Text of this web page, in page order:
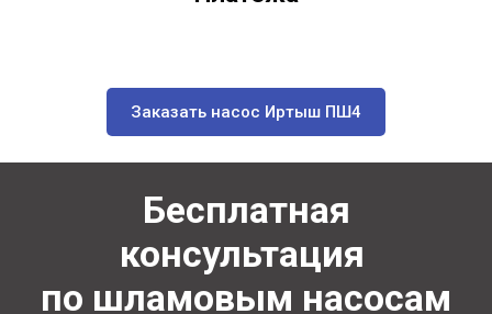
Заказать насос Иртыш ПШ4
Бесплатная
консультация
по шламовым насосам